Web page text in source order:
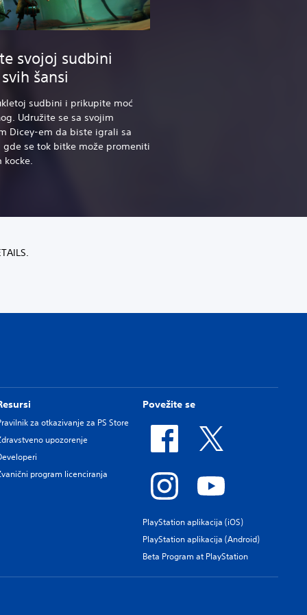
svojoj sudbini
šansi
sudbini i prikupite moć
Udružite se sa svojim
Dicey-em da biste igrali sa
gde se tok bitke može promeniti
kocke.
za otkazivanje za PS Store
upozorenje
program licenciranja
Povežite se
PlayStation aplikacija (iOS)
PlayStation aplikacija (Android)
Beta Program at PlayStation